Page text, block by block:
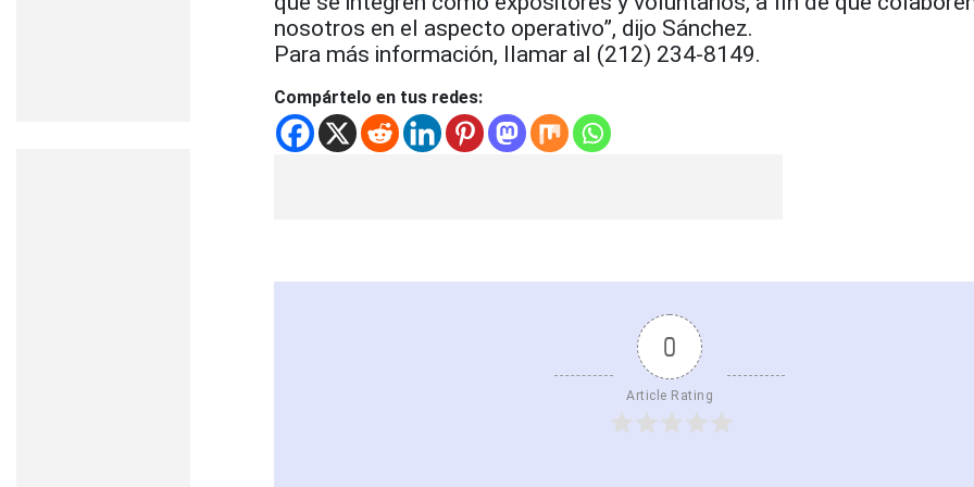
nosotros en el aspecto operativo”, dijo Sánchez.
Para más información, llamar al (212) 234-8149.
Compártelo en tus redes:
0
Article Rating